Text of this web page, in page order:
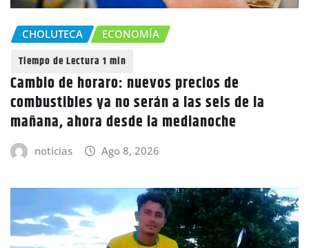
CHOLUTECA ECONOMÍA
Cambio de horaro: nuevos precios de
combustibles ya no serán a las seis de la
mañana, ahora desde la medianoche
noticias Ago 8, 2026